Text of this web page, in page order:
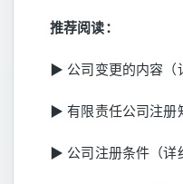
推荐阅读：
▶ 公司变更的内容（
▶ 有限责任公司注册
▶ 公司注册条件（详